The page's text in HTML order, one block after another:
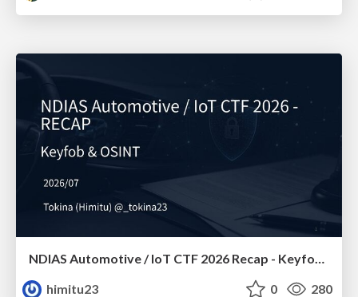
NDIAS Automotive / IoT CTF 2026 Recap - Keyfob & OSINT
himitu23
0 280